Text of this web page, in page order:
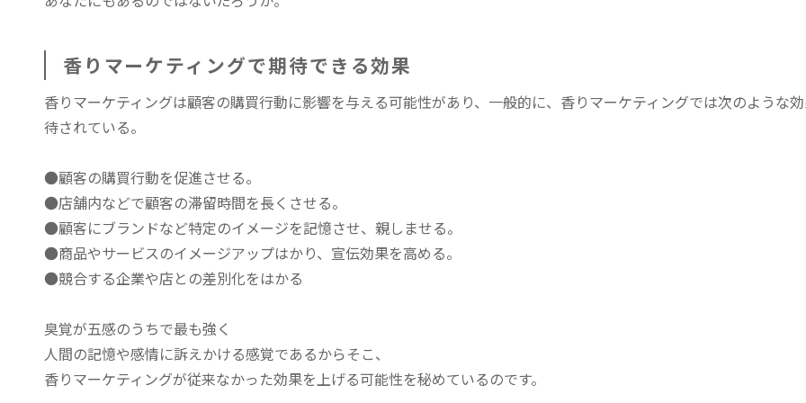
香りマーケティングで期待できる効果
香りマーケティングは顧客の購買行動に影響を与える可能性があり、一般的に、香りマーケティングでは次のような
待されている。
●顧客の購買行動を促進させる。
●店舗内などで顧客の滞留時間を長くさせる。
●顧客にブランドなど特定のイメージを記憶させ、親しませる。
●商品やサービスのイメージアップはかり、宣伝効果を高める。
●競合する企業や店との差別化をはかる
臭覚が五感のうちで最も強く
人間の記憶や感情に訴えかける感覚であるからそこ、
香りマーケティングが従来なかった効果を上げる可能性を秘めているのです。